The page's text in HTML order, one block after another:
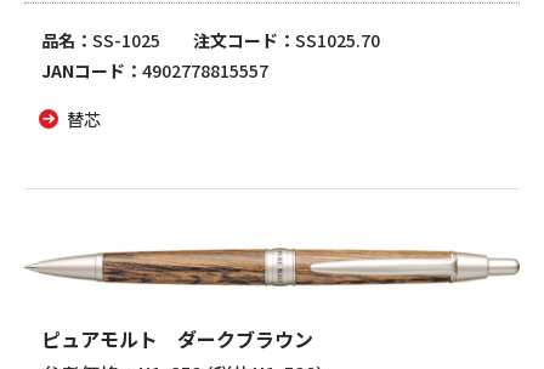
品名 SS-1025 注文コード
SS1025.70
JANコード
4902778815557
替芯
ピュアモルト ダークブラウン